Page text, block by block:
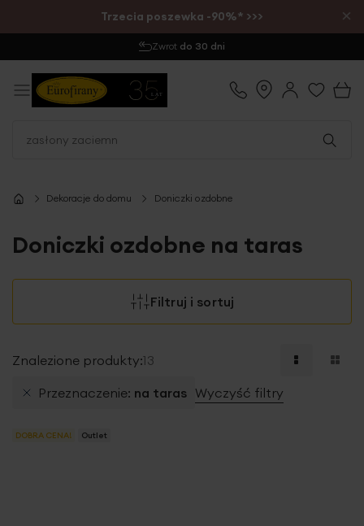
Trzecia poszewka -90%* >>> ×
Zamów do 12:00- wysyłka tego samego dnia
Dekoracje do domu Doniczki ozdobne
Doniczki ozdobne na taras
Filtruj i sortuj
Znalezione produkty:13
Przeznaczenie na taras Wyczyść filtry
DOBRA CENA! Outlet